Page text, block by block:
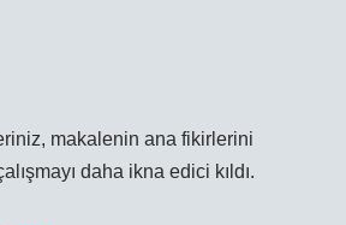
makalenin ana fikirlerini
daha ikna edici kıldı.